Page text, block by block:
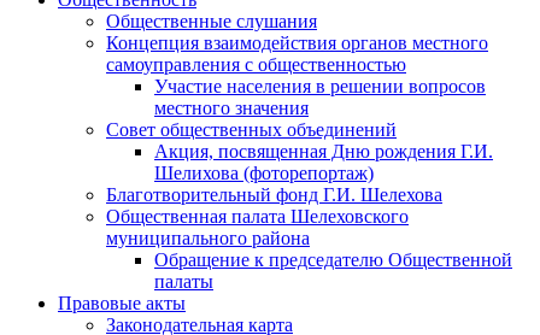
Общественные слушания
Концепция взаимодействия органов местного
самоуправления с общественностью
Участие населения в решении вопросов
местного значения
Совет общественных объединений
Акция, посвященная Дню рождения Г.И.
Шелихова (фоторепортаж)
Благотворительный фонд Г.И. Шелехова
Общественная палата Шелеховского
муниципального района
Обращение к председателю Общественной
палаты
Правовые акты
Законодательная карта